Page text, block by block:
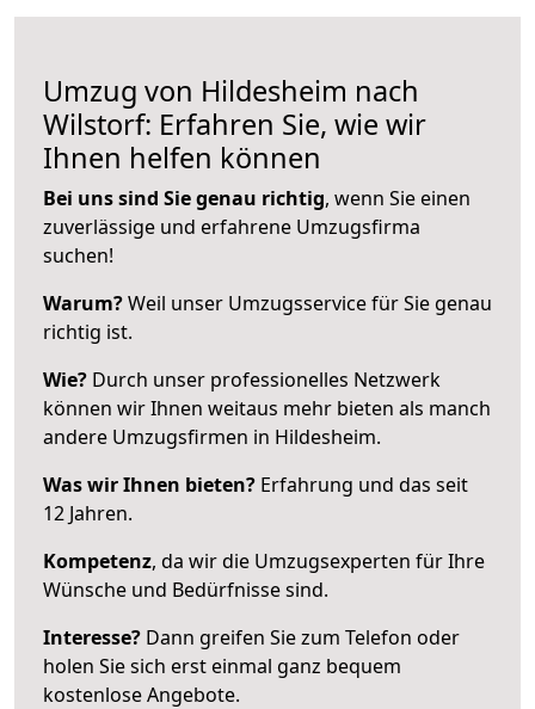
Umzug von Hildesheim nach
Wilstorf: Erfahren Sie, wie wir
Ihnen helfen können
Bei uns sind Sie genau richtig, wenn Sie einen
zuverlässige und erfahrene Umzugsfirma
suchen!
Warum?Weil unser Umzugsservice für Sie genau
richtig ist.
Wie? Durch unser professionelles Netzwerk
können wir Ihnen weitaus mehr bieten als manch
andere Umzugsfirmen in Hildesheim.
Was wir Ihnen bieten? Erfahrung und das seit
12 Jahren.
Kompetenz, da wir die Umzugsexperten für Ihre
Wünsche und Bedürfnisse sind.
Interesse? Dann greifen Sie zum Telefon oder
holen Sie sich erst einmal ganz bequem
kostenlose Angebote.